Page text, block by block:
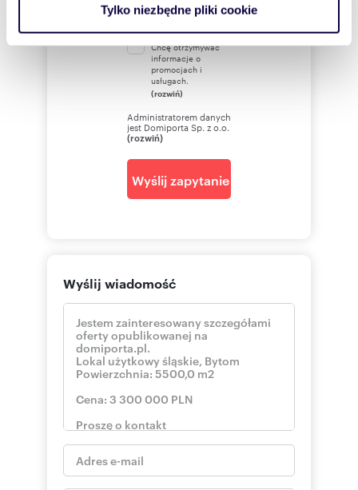
korzystasz z naszej witryny, udostępniamy partnerom
Partnerzy mogą połączyć te informacje z innymi danymi
otrzymanymi od Ciebie lub uzyskanymi podczas
Tylko niezbędne pliki cookie
podobne oferty
(rozwiń)
Chcę otrzymywać
informacje o
promocjach i
usługach.
(rozwiń)
Administratorem danych
jest Domiporta Sp. z o.o.
(rozwiń)
Wyślij zapytanie
Wyślij wiadomość